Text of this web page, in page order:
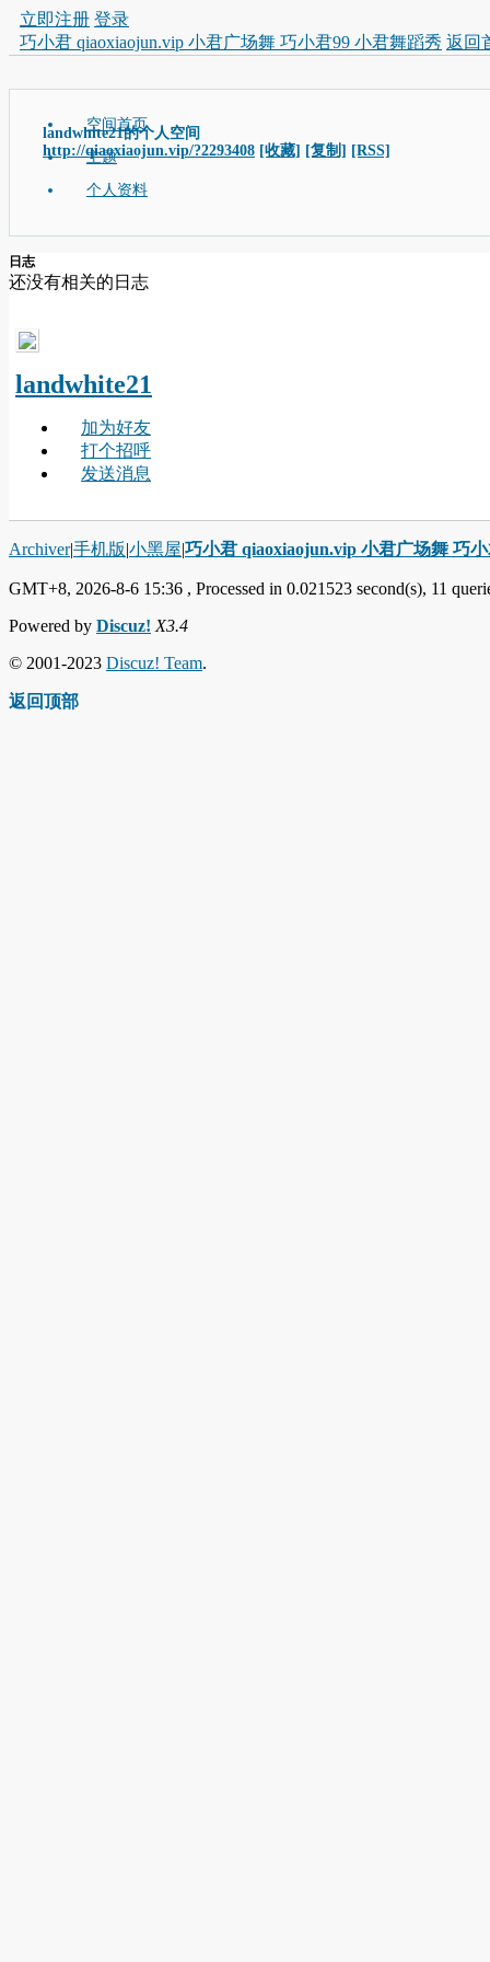
立即注册 登录
巧小君 qiaoxiaojun.vip 小君广场舞 巧小君99 小君舞蹈秀 返回
landwhite21的个人空间
http://qiaoxiaojun.vip/?2293408 [收藏] [复制] [RSS]
空间首页
主题
个人资料
日志
还没有相关的日志
landwhite21
加为好友
打个招呼
发送消息
Archiver|手机版|小黑屋|巧小君 qiaoxiaojun.vip 小君广场舞 巧
GMT+8, 2026-8-6 15:36 , Processed in 0.021523 second(s), 11
Powered by Discuz! X3.4
© 2001-2023 Discuz! Team.
返回顶部